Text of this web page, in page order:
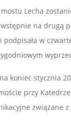
Lecha
na drugą
w
koniec stycznia
przy
związane